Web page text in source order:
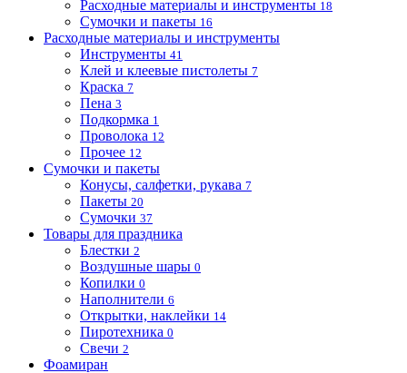
Расходные материалы и инструменты 18
Сумочки и пакеты 16
Расходные материалы и инструменты
Инструменты 41
Клей и клеевые пистолеты 7
Краска 7
Пена 3
Подкормка 1
Проволока 12
Прочее 12
Сумочки и пакеты
Конусы, салфетки, рукава 7
Пакеты 20
Сумочки 37
Товары для праздника
Блестки 2
Воздушные шары 0
Копилки 0
Наполнители 6
Открытки, наклейки 14
Пиротехника 0
Свечи 2
Фоамиран